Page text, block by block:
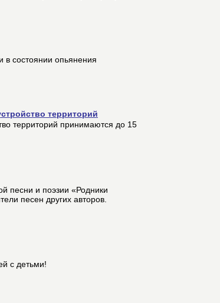
в состоянии опьянения
территорий
территорий принимаются до 15
песни и поэзии «Родники
песен других авторов.
с детьми!